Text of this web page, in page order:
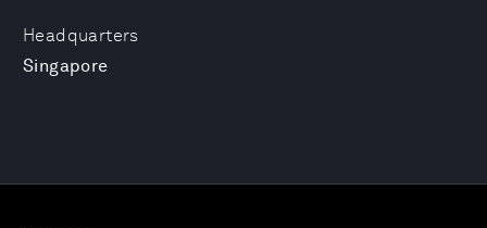
Headquarters
Singapore